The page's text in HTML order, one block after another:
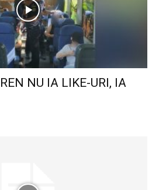
NU IA LIKE-URI, IA